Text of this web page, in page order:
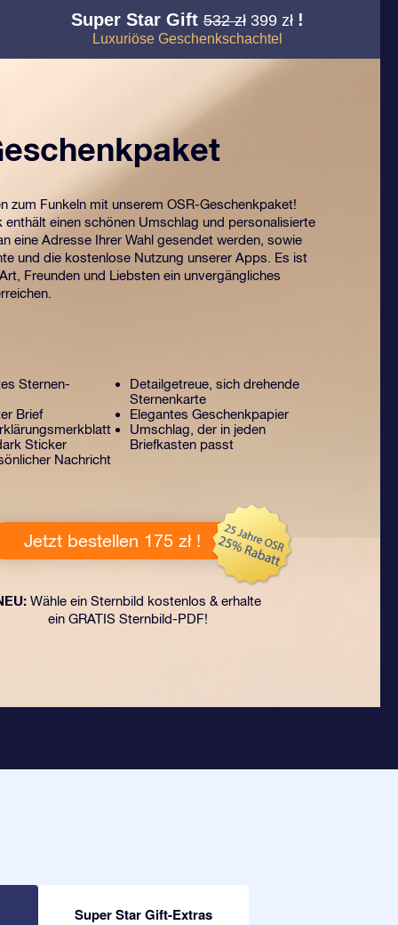
Super Star Gift532 zł 399 zł !
Luxuriöse Geschenkschachtel
zum Funkeln mit unserem OSR-Geschenkpaket!
enthält einen schönen Umschlag und personalisierte
eine Adresse Ihrer Wahl gesendet werden, sowie
und die kostenlose Nutzung unserer Apps. Es ist
Freunden und Liebsten ein unvergängliches
Sternen-
Brief
Sticker
Nachricht
Detailgetreue, sich drehende
Sternenkarte
Elegantes Geschenkpapier
Umschlag, der in jeden
Briefkasten passt
Jetzt bestellen 175 zł !
Wähle ein Sternbild kostenlos & erhalte
ein GRATIS Sternbild-PDF!
Super Star Gift-Extras